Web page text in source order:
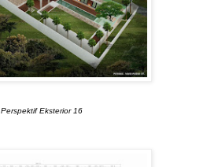
Perspektif Eksterior 16